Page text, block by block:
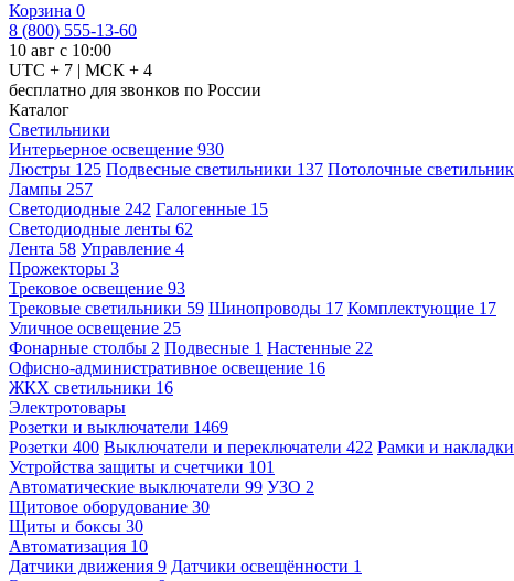
Корзина 0
8 (800) 555-13-60
10 авг с 10:00
UTC + 7 | МСК + 4
бесплатно для звонков по России
Каталог
Светильники
Интерьерное освещение 930
Люстры 125 Подвесные светильники 137 Потолочные
Лампы 257
Светодиодные 242 Галогенные 15
Светодиодные ленты 62
Лента 58 Управление 4
Прожекторы 3
Трековое освещение 93
Трековые светильники 59 Шинопроводы 17 Комплектующие 17
Уличное освещение 25
Фонарные столбы 2 Подвесные 1 Настенные 22
Офисно-административное освещение 16
ЖКХ светильники 16
Электротовары
Розетки и выключатели 1469
Розетки 400 Выключатели и переключатели 422 Рамки и накладки
Устройства защиты и счетчики 101
Автоматические выключатели 99 УЗО 2
Щитовое оборудование 30
Щиты и боксы 30
Автоматизация 10
Датчики движения 9 Датчики освещённости 1